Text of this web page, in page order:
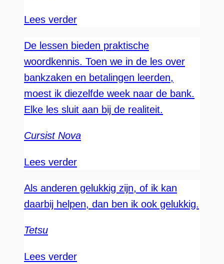
Lees verder
De lessen bieden praktische
woordkennis. Toen we in de les over
bankzaken en betalingen leerden,
moest ik diezelfde week naar de bank.
Elke les sluit aan bij de realiteit.
Cursist Nova
Lees verder
Als anderen gelukkig zijn, of ik kan
daarbij helpen, dan ben ik ook gelukkig.
Tetsu
Lees verder